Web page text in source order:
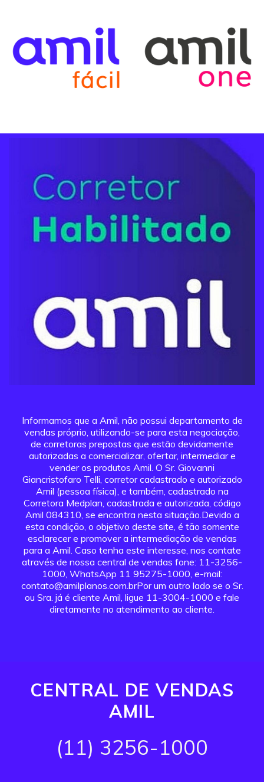
Informamos que a Amil, não possui departamento de
vendas próprio, utilizando-se para esta negociação,
de corretoras prepostas que estão devidamente
autorizadas a comercializar, ofertar, intermediar e
vender os produtos Amil. O Sr. Giovanni
Giancristofaro Telli, corretor cadastrado e autorizado
Amil (pessoa física), e também, cadastrado na
Corretora Medplan, cadastrada e autorizada, código
Amil 084310, se encontra nesta situação.Devido a
esta condição, o objetivo deste site, é tão somente
esclarecer e promover a intermediação de vendas
para a Amil. Caso tenha este interesse, nos contate
através de nossa central de vendas fone: 11-3256-
1000, WhatsApp 11 95275-1000, e-mail:
contato@amilplanos.com.brPor um outro lado se o Sr.
ou Sra. já é cliente Amil, ligue 11-3004-1000 e fale
diretamente no atendimento ao cliente.
CENTRAL DE VENDAS
AMIL
(11) 3256-1000